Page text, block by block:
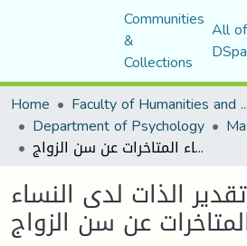
Communities
&
Collections
All of
Home
Faculty of Humanities and Social Sciences
Department of Psychology
مستوى تقدير الذات لدى النساء المتاخرات عن سن الزواج
الذات لدى النساء
عن سن الزواج